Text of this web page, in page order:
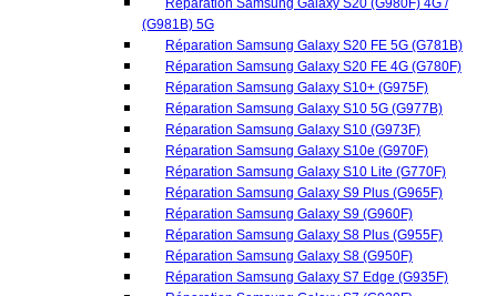
Réparation Samsung Galaxy S9 Plus (G965F)
Réparation Samsung Galaxy S9 (G960F)
Réparation Samsung Galaxy S8 Plus (G955F)
Réparation Samsung Galaxy S8 (G950F)
Réparation Samsung Galaxy S7 Edge (G935F)
Réparation Samsung Galaxy S7 (G930F)
Réparation Samsung Galaxy S6 Edge Plus
Réparation Samsung Galaxy S6 Edge
Réparation Samsung Galaxy S6
Réparation Samsung Galaxy S5 mini
Réparation Samsung Galaxy S5
Réparation Samsung Galaxy S4 mini
Réparation Samsung Galaxy S4 / S4 Advanced
Réparation Samsung Galaxy S3 mini